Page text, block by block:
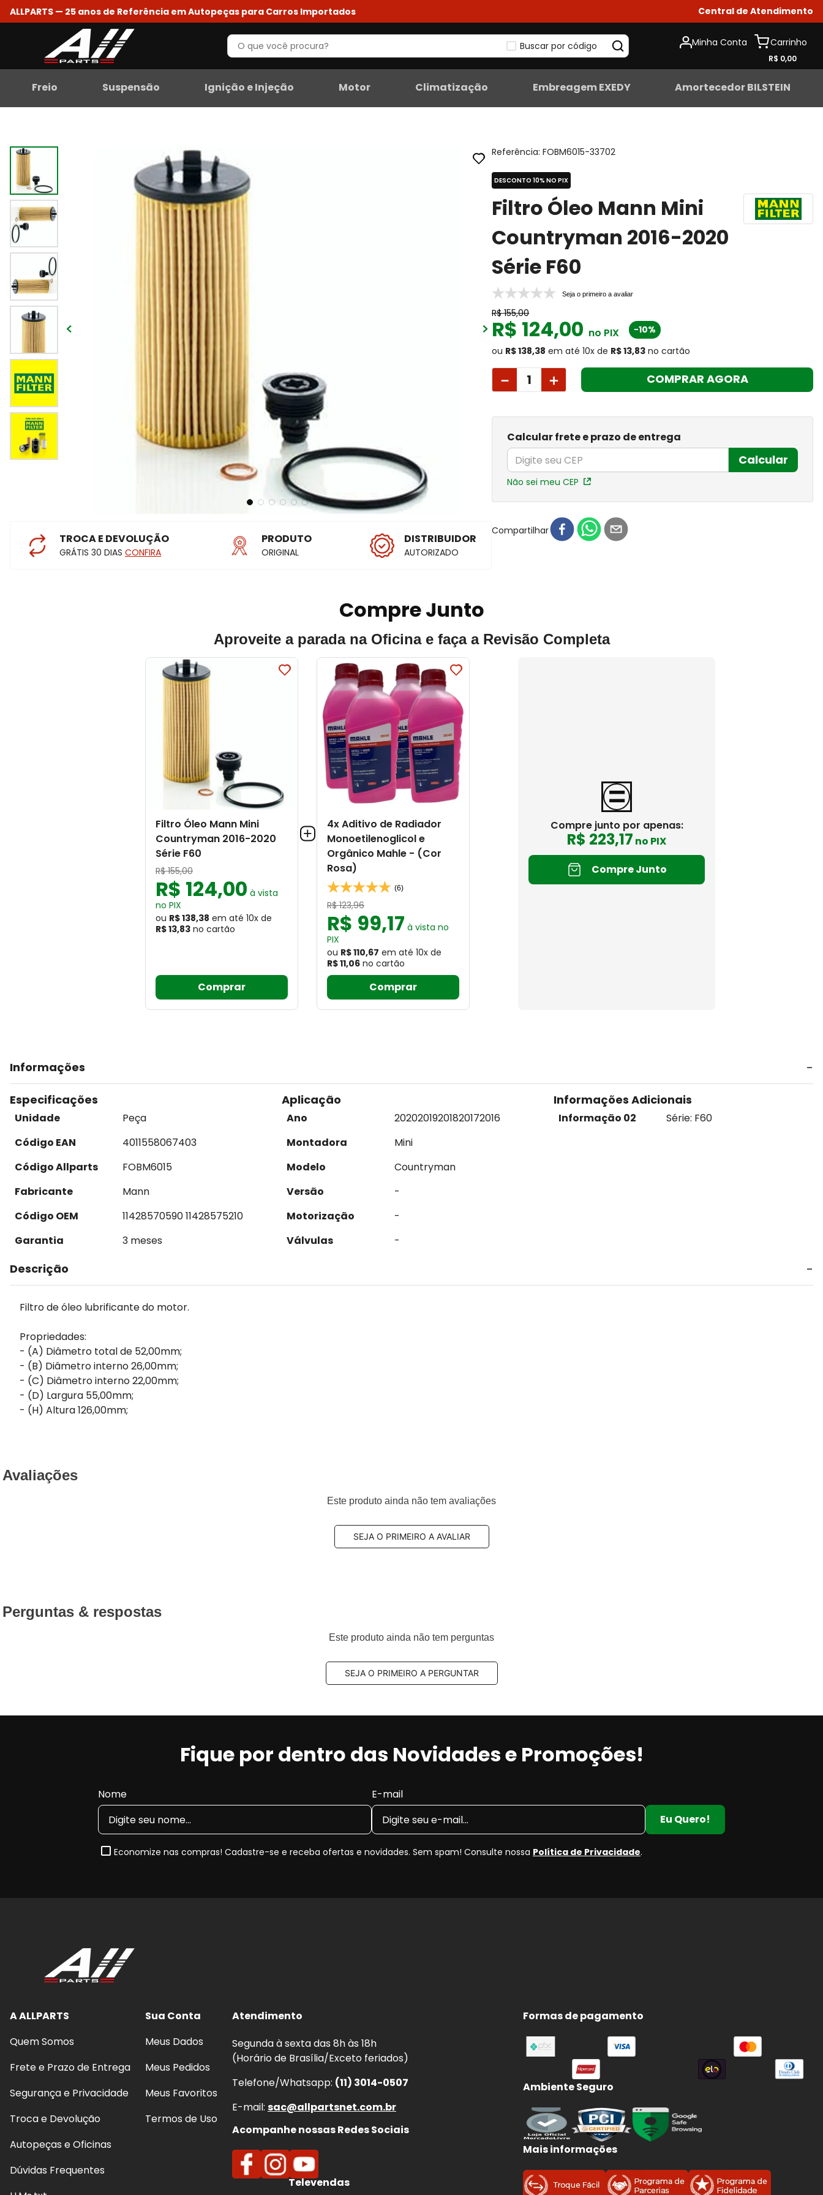
ALLPARTS — 25 anos de Referência em Autopeças para Carros Importados Central de Atendimento
Buscar por código Minha Conta
R$ 0,00
Freio Suspensão Ignição e Injeção Motor Climatização Embreagem EXEDY Amortecedor BILSTEIN
TROCA E DEVOLUÇÃO
GRÁTIS 30 DIAS CONFIRA
PRODUTO
ORIGINAL
DISTRIBUIDOR
AUTORIZADO
Referência:FOBM6015-33702
DESCONTO 10% NO PIX
Filtro Óleo Mann Mini
Countryman 2016-2020
Série F60
Seja o primeiro a avaliar
R$ 155,00
R$ 124,00 no PIX
-10%
ou R$ 138,38 em até 10x de R$ 13,83 no cartão
＋
－ COMPRAR AGORA
Calcular frete e prazo de entrega
Calcular
Não sei meu CEP
Compartilhar
Compre Junto
Aproveite a parada na Oficina e faça a Revisão Completa
Filtro Óleo Mann Mini
Countryman 2016-2020
Série F60
R$ 155,00
R$ 124,00 à vista
no PIX
ou R$ 138,38 em até 10x de
R$ 13,83 no cartão
Comprar
4x Aditivo de Radiador
Monoetilenoglicol e
Orgânico Mahle - (Cor
Rosa)
(6)
R$ 123,96
R$ 99,17 à vista no
PIX
ou R$ 110,67 em até 10x de
R$ 11,06 no cartão
Comprar
Compre junto por apenas:
R$ 223,17 no PIX
Compre Junto
Informações
Especificações
Unidade
Peça
Código EAN
4011558067403
Código Allparts
FOBM6015
Fabricante
Mann
Código OEM
11428570590 11428575210
Garantia
3 meses
Aplicação
Ano 20202019201820172016
Montadora
Mini
Modelo
Countryman
Versão
-
Motorização
-
Válvulas
-
Informações Adicionais
Informação 02 Série: F60
Descrição
Filtro de óleo lubrificante do motor.
Propriedades:
- (A) Diâmetro total de 52,00mm;
- (B) Diâmetro interno 26,00mm;
- (C) Diâmetro interno 22,00mm;
- (D) Largura 55,00mm;
- (H) Altura 126,00mm;
Avaliações
Este produto ainda não tem avaliações
SEJA O PRIMEIRO A AVALIAR
Perguntas & respostas
Este produto ainda não tem perguntas
SEJA O PRIMEIRO A PERGUNTAR
Fique por dentro das Novidades e Promoções!
Nome
E-mail
Eu Quero!
Economize nas compras! Cadastre-se e receba ofertas e novidades. Sem spam! Consulte nossa Política de Privacidade.
A ALLPARTS
Quem Somos
Frete e Prazo de Entrega
Segurança e Privacidade
Troca e Devolução
Autopeças e Oficinas
Dúvidas Frequentes
Sua Conta
Meus Dados
Meus Pedidos
Meus Favoritos
Termos de Uso
Atendimento
Segunda à sexta das 8h às 18h
(Horário de Brasília/Exceto feriados)
Telefone/Whatsapp: (11) 3014-0507
E-mail: sac@allpartsnet.com.br
Acompanhe nossas Redes Sociais
Televendas
Formas de pagamento
Ambiente Seguro
Mais informações